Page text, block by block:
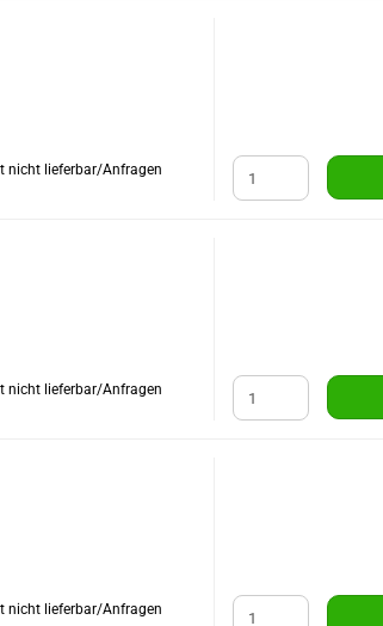
nicht lieferbar/Anfragen
nicht lieferbar/Anfragen
nicht lieferbar/Anfragen